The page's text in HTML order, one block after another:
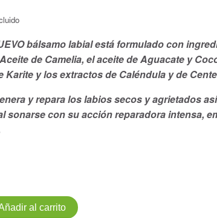
bálsamo labial está formulado con
de Camelia, el aceite de Aguacate y
Karite y los extractos de Caléndula y de
y repara los labios secos y agrietados
sonarse con su acción reparadora intensa,
al carrito